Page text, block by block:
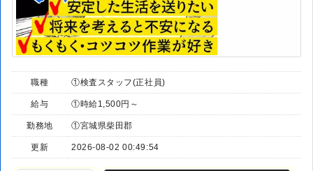
職種 ①検査スタッフ(正社員)
給与 ①時給1,500円～
勤務地 ①宮城県柴田郡
更新 2026-08-02 00:49:54